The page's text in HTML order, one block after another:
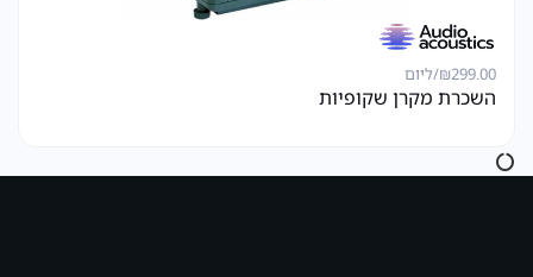
₪299.00 /ליום
השכרת מקרן שקופיות